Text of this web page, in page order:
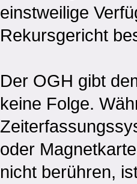
einstweilige
Rekursgericht
Der OGH gibt
keine Folge.
oder
nicht berühren,